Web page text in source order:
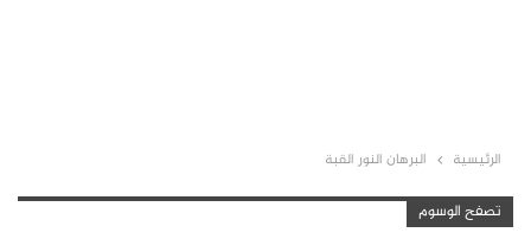
الرئيسية البرهان النور القبة
تصفح الوسوم